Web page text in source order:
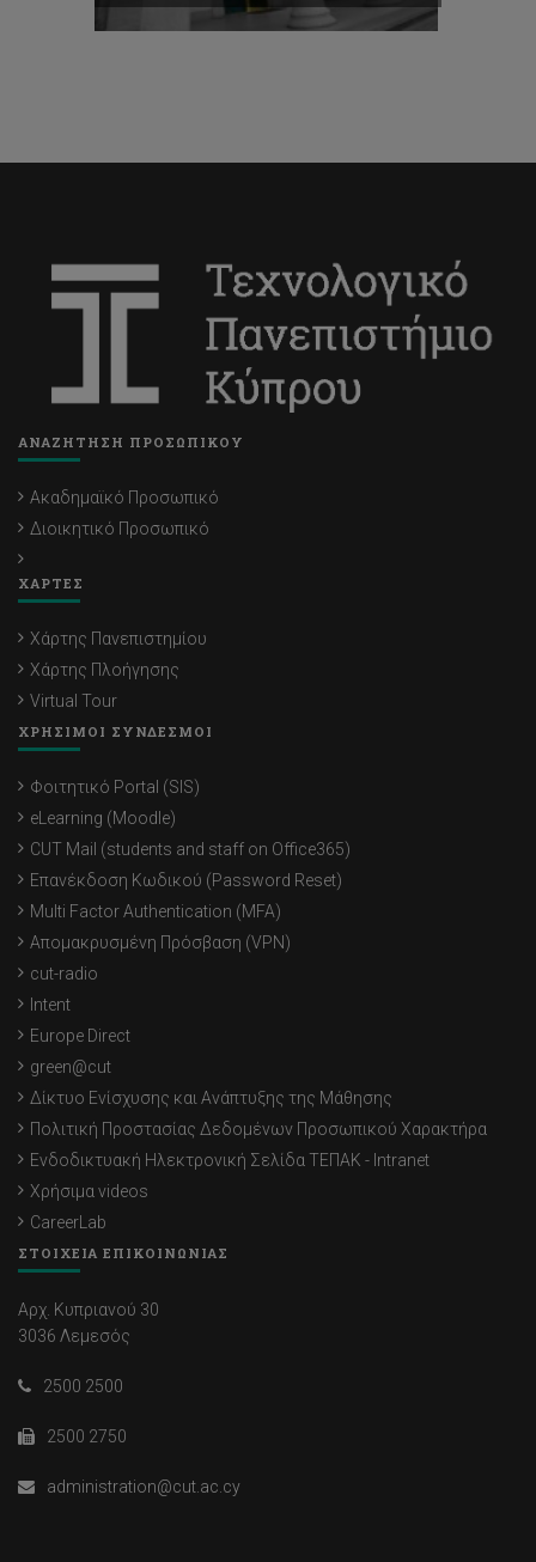
ΑΝΑΖΗΤΗΣΗ ΠΡΟΣΩΠΙΚΟΥ
Ακαδημαϊκό Προσωπικό
Διοικητικό Προσωπικό
ΧΑΡΤΕΣ
Χάρτης Πανεπιστημίου
Χάρτης Πλοήγησης
Virtual Tour
ΧΡΗΣΙΜΟΙ ΣΥΝΔΕΣΜΟΙ
Φοιτητικό Portal (SIS)
eLearning (Moodle)
CUT Mail (students and staff on Office365)
Επανέκδοση Κωδικού (Password Reset)
Multi Factor Authentication (MFA)
Απομακρυσμένη Πρόσβαση (VPN)
cut-radio
Intent
Europe Direct
green@cut
Δίκτυο Ενίσχυσης και Ανάπτυξης της Μάθησης
Πολιτική Προστασίας Δεδομένων Προσωπικού Χαρακτήρα
Ενδοδικτυακή Ηλεκτρονική Σελίδα ΤΕΠΑΚ - Intranet
Χρήσιμα videos
CareerLab
ΣΤΟΙΧΕΙΑ ΕΠΙΚΟΙΝΩΝΙΑΣ
Αρχ. Κυπριανού 30
3036 Λεμεσός
2500 2500
2500 2750
administration@cut.ac.cy